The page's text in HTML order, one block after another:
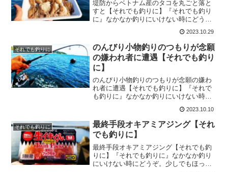
堤防からベトナム産のタコを丸ごと落と
すと【それでも釣りに】『それでも釣り
に』なかなか釣りにいけない時にどう
ぞ。少しでもほっこりして貰えたら嬉し
いです。今回は『堤防からベトナム産の
タコを丸ごと落とすと』をお届けしま
す！この時期、秋から美味くな...
2023.10.29
それでも釣りに
のんびり小物釣りのつもりが念願
の嫌われ者に遭遇【それでも釣り
に】
のんびり小物釣りのつもりが念願の嫌わ
れ者に遭遇【それでも釣りに】『それで
も釣りに』なかなか釣りにいけない時に
嬉しいです。今回は『のんびり小物釣り
のつもりが念願の嫌われ者に遭遇』をお
届けします！逆に臭い嫌わ...
2023.10.10
それでも釣りに
最終手段オキアミアジング【それ
でも釣りに】
最終手段オキアミアジング【それでも釣
りに】『それでも釣りに』なかなか釣り
にいけない時にどうぞ。少しでもほっこ